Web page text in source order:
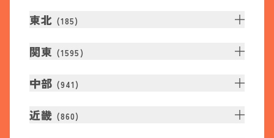
東北 (185)
関東 (1595 )
中部 (941 )
近畿 (860)